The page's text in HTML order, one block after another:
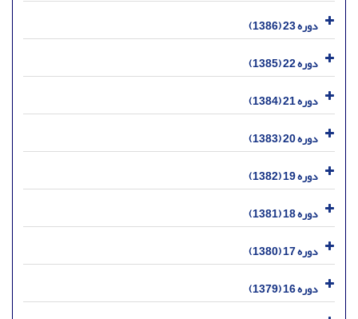
دوره 23 (1386)
دوره 22 (1385)
دوره 21 (1384)
دوره 20 (1383)
دوره 19 (1382)
دوره 18 (1381)
دوره 17 (1380)
دوره 16 (1379)